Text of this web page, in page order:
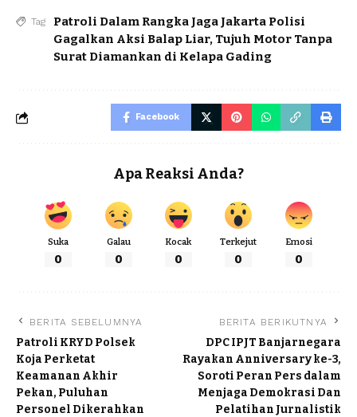
Tag
Patroli Dalam Rangka Jaga Jakarta Polisi
Gagalkan Aksi Balap Liar, Tujuh Motor Tanpa
Surat Diamankan di Kelapa Gading
Facebook
Apa Reaksi Anda?
Suka
0
Galau
0
Kocak
0
Terkejut
0
Emosi
0
BERITA SEBELUMNYA
Patroli KRYD Polsek
Koja Perketat
Keamanan Akhir
Pekan, Puluhan
Personel Dikerahkan
BERITA BERIKUTNYA
DPC IPJT Banjarnegara
Rayakan Anniversary ke-3,
Soroti Peran Pers dalam
Menjaga Demokrasi Dan
Pelatihan Jurnalistik